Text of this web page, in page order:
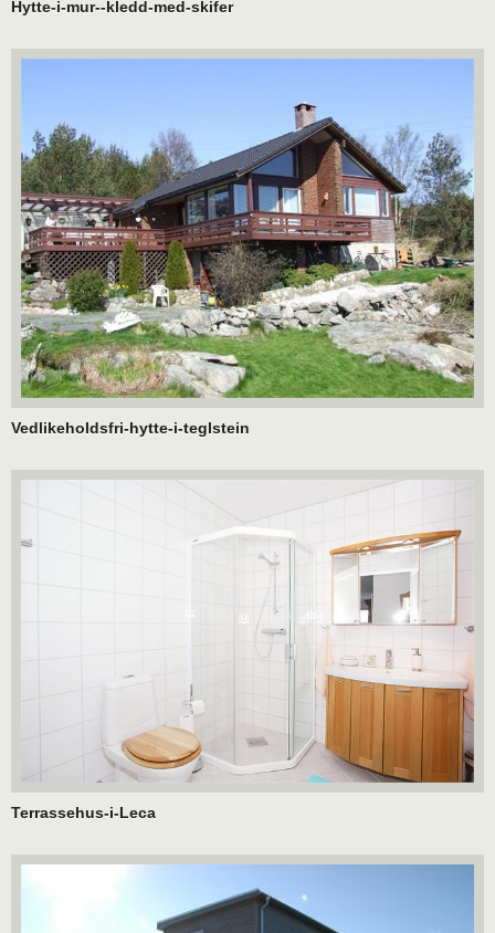
Hytte-i-mur--kledd-med-skifer
Vedlikeholdsfri-hytte-i-teglstein
Terrassehus-i-Leca